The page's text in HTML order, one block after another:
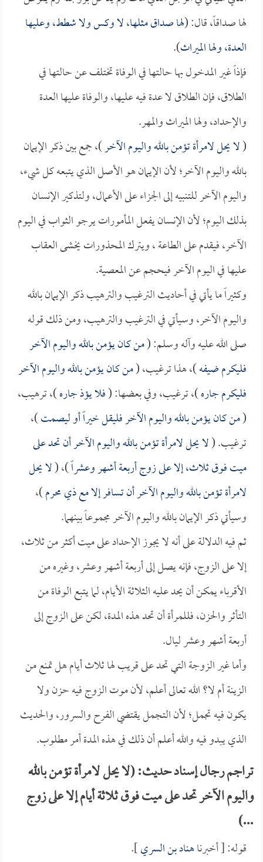
لها صداقاً، قال: (لها صداق مثلها، لا وكس ولا شطط، وعليها
العدة، ولها الميراث).
فإذاً غير المدخول بها حالتها في الوفاة تختلف عن حالتها في
الطلاق، فإن الطلاق لا عدة فيه عليها، والوفاة عليها العدة
والإحداد، ولها الميراث والمهر.
(لا يحل لامرأة تؤمن بالله واليوم الآخر)، جمع بين ذكر الإيمان
بالله واليوم الآخر؛ لأن الإيمان هو الأصل الذي يتبعه كل شيء،
واليوم الآخر للتنبيه إلى الجزاء على الأعمال، ولتذكير الإنسان
بذلك اليوم؛ لأن الإنسان يفعل المأمورات يرجو الثواب في اليوم
الآخر، فيقدم على الطاعة ، ويترك المحذورات يخشى العقاب
عليها في اليوم الآخر فيحجم عن المعصية.
وكثيراً ما يأتي في أحاديث الترغيب والترهيب ذكر الإيمان بالله
واليوم الآخر، وسيأتي في الترغيب والترهيب، ومن ذلك قوله
صلى الله عليه وآله وسلم: (من كان يؤمن بالله واليوم الآخر
فليكرم ضيفه)، هذا ترغيب، (من كان يؤمن بالله واليوم الآخر
فليكرم جاره)، ترغيب، وفي بعضها: (فلا يؤذ جاره)، ترهيب،
(من كان يؤمن بالله واليوم الآخر فليقل خيراً أو ليصمت)،
ترغيب. (لا يحل لامرأة تؤمن بالله واليوم الآخر أن تحد على
ميت فوق ثلاث، إلا على زوج أربعة أشهر وعشراً)، (لا يحل
لامرأة تؤمن بالله واليوم الآخر أن تسافر إلا مع ذي محرم)،
وسيأتي ذكر الإيمان بالله واليوم الآخر مجموعاً بينهما.
ثم فيه الدلالة على أنه لا يجوز الإحداد على ميت أكثر من ثلاث،
إلا على الزوج، فإنه يصل إلى أربعة أشهر وعشر، وغيره من
الأقرباء يمكن أن يحد عليه الثلاثة الأيام، لما يتبع الوفاة من
التأثر والحزن، فللمرأة أن تحد هذه المدة، لكن على الزوج إلى
أربعة أشهر وعشر ليال.
وأما غير الزوجة التي تحد على قريب لها ثلاث أيام هل تمنع من
الزينة أم لا؟ الله تعالى أعلم، لأن موت الزوج فيه حزن ولا
يكون فيه تجمل؛ لأن التجمل يقتضي الفرح والسرور، والحديث
الذي يبدو فيه والله أعلم أن ذلك في هذه المدة أمر مطلوب.
تراجم رجال إسناد حديث: (لا يحل لامرأة تؤمن بالله
واليوم الآخر تحد على ميت فوق ثلاثة أيام إلا على زوج
...)
قوله: [ أخبرناهناد بن السري].